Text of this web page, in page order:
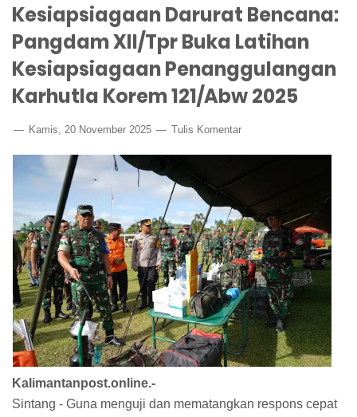
Kesiapsiagaan Darurat Bencana:
Pangdam XII/Tpr Buka Latihan
Kesiapsiagaan Penanggulangan
Karhutla Korem 121/Abw 2025
Kamis, 20 November 2025 Tulis Komentar
Kalimantanpost.online.-
Sintang - Guna menguji dan mematangkan respons cepat